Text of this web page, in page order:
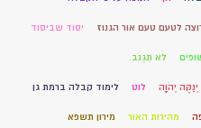
לטעם טעם אור הגנוז יסוד שביסוד
לֹא תִגְנֹב.
יְהֹוָה לוט לימוד קבלה ברמת גן
מהירות האור מירון תשפא